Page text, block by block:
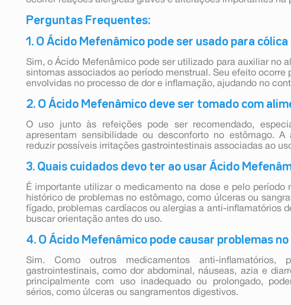
Perguntas Frequentes:
1. O Ácido Mefenâmico pode ser usado para
Sim, o Ácido Mefenâmico pode ser utilizado para auxiliar no
sintomas associados ao período menstrual. Seu efeito ocorre
envolvidas no processo de dor e inflamação, ajudando no
2. O Ácido Mefenâmico deve ser tomado com
O uso junto às refeições pode ser recomendado,
apresentam sensibilidade ou desconforto no estômago. A
reduzir possíveis irritações gastrointestinais associadas ao
3. Quais cuidados devo ter ao usar Ácido
É importante utilizar o medicamento na dose e pelo período
histórico de problemas no estômago, como úlceras ou
fígado, problemas cardíacos ou alergias a anti-inflamatórios
buscar orientação antes do uso.
4. O Ácido Mefenâmico pode causar problemas
Sim. Como outros medicamentos anti-inflamatórios,
gastrointestinais, como dor abdominal, náuseas, azia e
principalmente com uso inadequado ou prolongado,
sérios, como úlceras ou sangramentos digestivos.